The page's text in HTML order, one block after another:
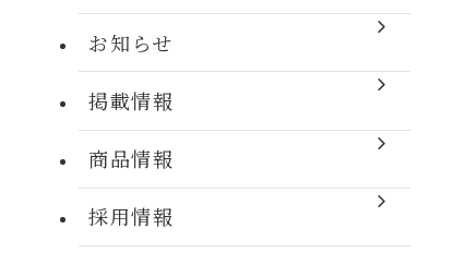
お知らせ
掲載情報
商品情報
採用情報